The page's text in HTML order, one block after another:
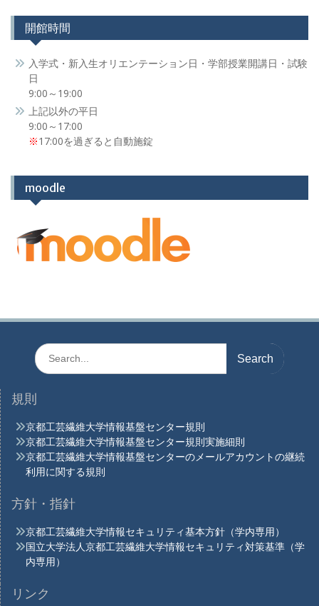
開館時間
入学式・新入生オリエンテーション日・学部授業開講日・試験
日
9:00～19:00
上記以外の平日
9:00～17:00
※17:00を過ぎると自動施錠
moodle
Search
for:
規則
京都工芸繊維大学情報基盤センター規則
京都工芸繊維大学情報基盤センター規則実施細則
京都工芸繊維大学情報基盤センターのメールアカウントの継続
利用に関する規則
方針・指針
京都工芸繊維大学情報セキュリティ基本方針（学内専用）
国立大学法人京都工芸繊維大学情報セキュリティ対策基準（学
内専用）
リンク